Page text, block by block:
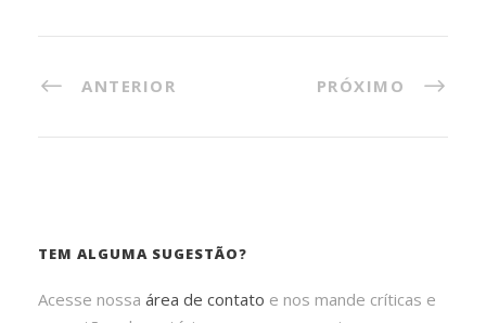
ANTERIOR PRÓXIMO
TEM ALGUMA SUGESTÃO?
Acesse nossa área de contato e nos mande críticas e